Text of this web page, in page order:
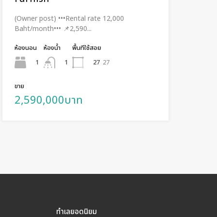
(Owner post) •••Rental rate 12,000
Baht/month••• 📌2,590...
ห้องนอน
1
ห้องน้ำ
1
พื้นทีใช้สอย
27 27
ขาย
2,590,000บาท
ทำเลยอดนิยม